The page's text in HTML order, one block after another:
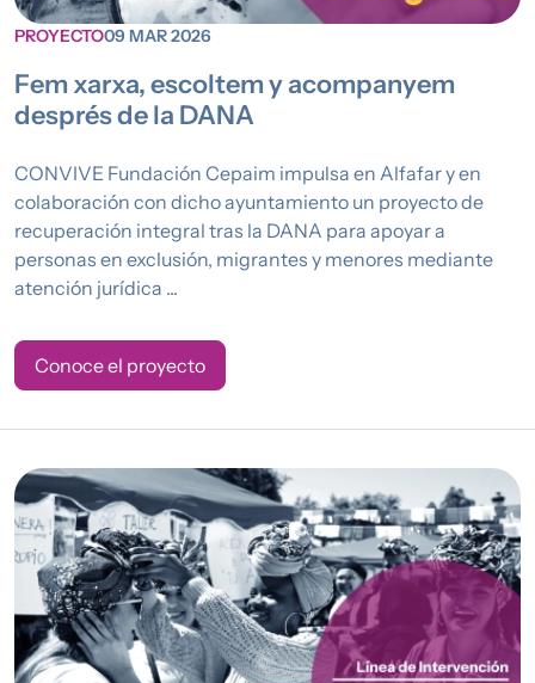
PROYECTO09 MAR 2026
Fem xarxa, escoltem y acompanyem
després de la DANA
CONVIVE Fundación Cepaim impulsa en Alfafar y en
colaboración con dicho ayuntamiento un proyecto de
recuperación integral tras la DANA para apoyar a
personas en exclusión, migrantes y menores mediante
atención jurídica ...
Conoce el proyecto